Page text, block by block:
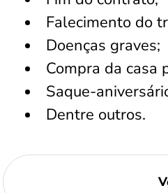
Falecimento do
Doenças graves;
Compra da casa
Saque-
Dentre outros.